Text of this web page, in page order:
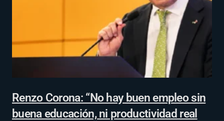
Renzo Corona: “No hay buen empleo sin
buena educación, ni productividad real